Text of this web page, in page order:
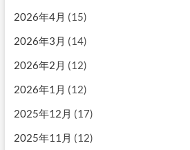
2026年4月 (15)
2026年3月 (14)
2026年2月 (12)
2026年1月 (12)
2025年12月 (17)
2025年11月 (12)